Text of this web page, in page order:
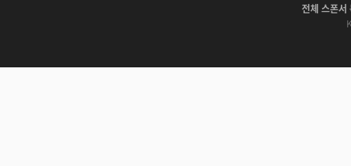
전체 스폰서